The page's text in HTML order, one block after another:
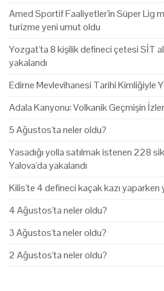
Amed Sportif Faaliyetler'in Süper Lig
turizme yeni umut oldu
Yozgat'ta 8 kişilik defineci çetesi SİT
yakalandı
Edirne Mevlevihanesi Tarihi Kimliğiyle
Adala Kanyonu: Volkanik Geçmişin
5 Ağustos'ta neler oldu?
Yasadığı yolla satılmak istenen 228
Yalova'da yakalandı
Kilis'te 4 defineci kaçak kazı yaparken
4 Ağustos'ta neler oldu?
3 Ağustos'ta neler oldu?
2 Ağustos'ta neler oldu?